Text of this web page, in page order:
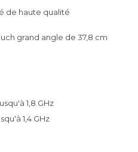
de haute qualité
grand angle de 37,8 cm
1,8 GHz
1,4 GHz